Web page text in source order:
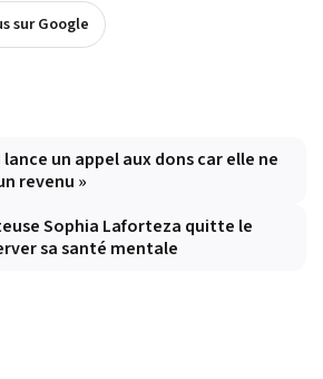
sur Google
un appel aux dons car elle ne
revenu »
Sophia Laforteza quitte le
sa santé mentale